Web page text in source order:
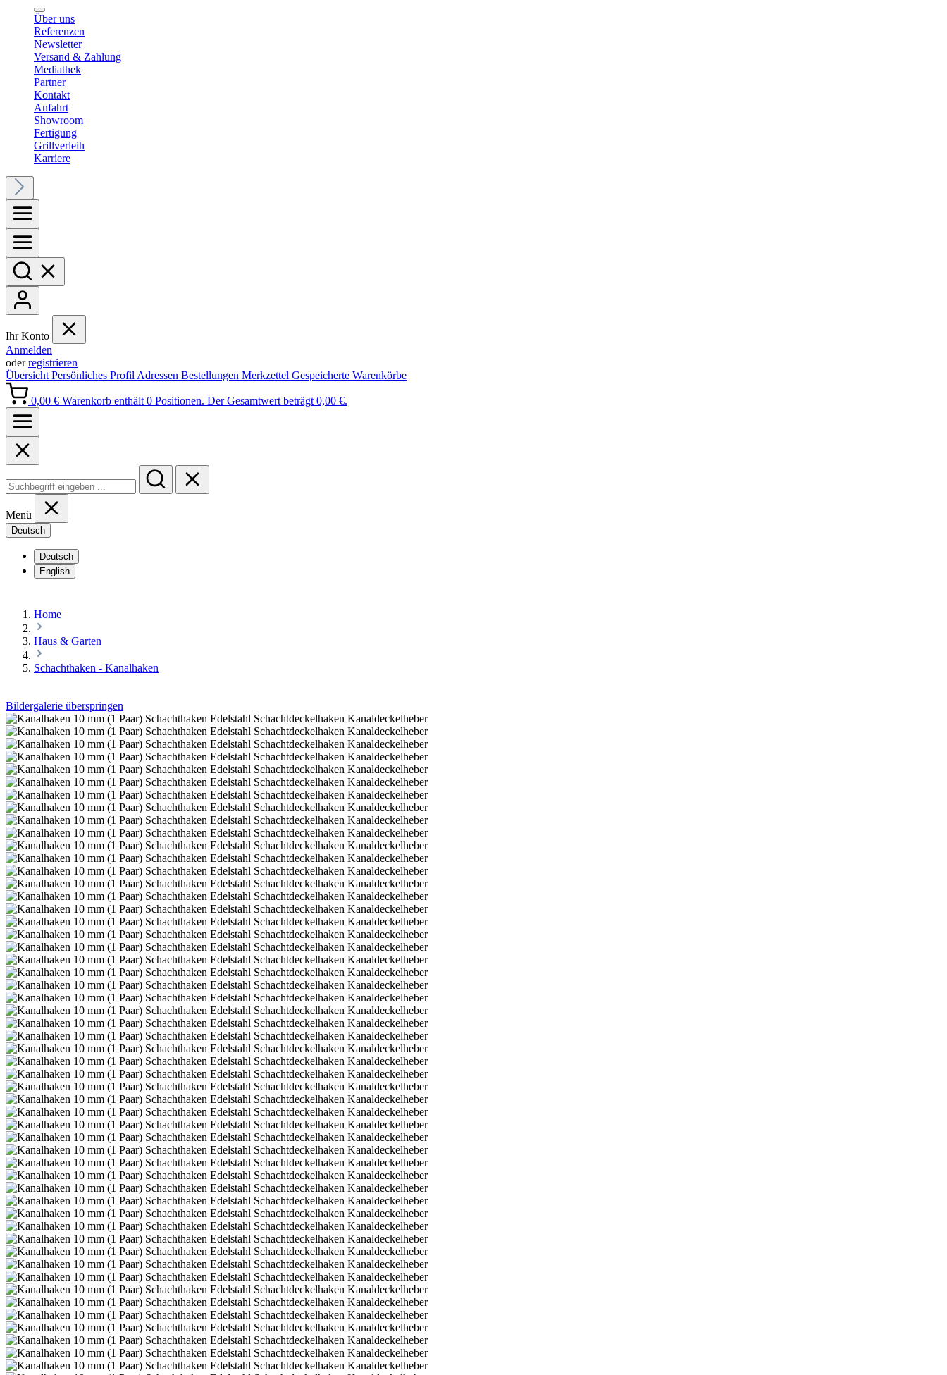
Über uns
Referenzen
Newsletter
Versand & Zahlung
Mediathek
Partner
Kontakt
Anfahrt
Showroom
Fertigung
Grillverleih
Karriere
Ihr Konto
Anmelden
oderregistrieren
Übersicht Persönliches Profil Adressen Bestellungen Merkzettel Gespeicherte Warenkörbe
0,00 € Warenkorb enthält 0 Positionen. Der Gesamtwert beträgt 0,00 €.
Menü
Deutsch
Deutsch
English
Home
Haus & Garten
Schachthaken - Kanalhaken
Bildergalerie überspringen